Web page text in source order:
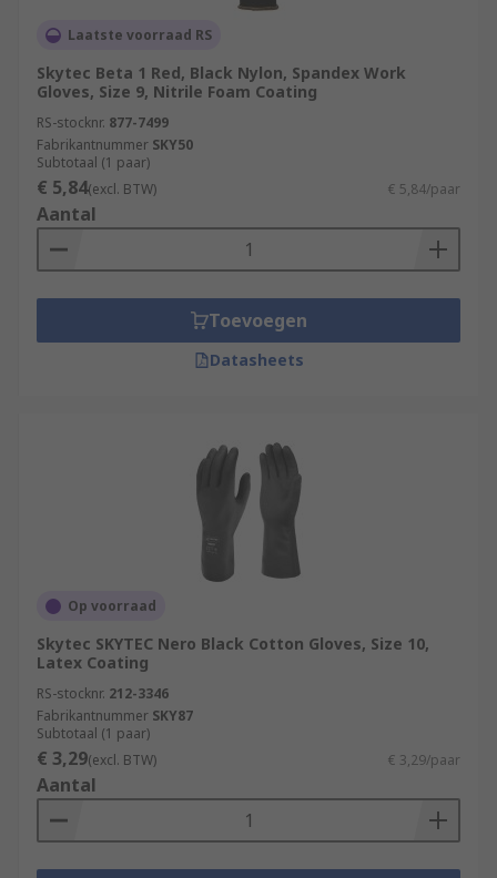
Laatste voorraad RS
Skytec Beta 1 Red, Black Nylon, Spandex Work
Gloves, Size 9, Nitrile Foam Coating
RS-stocknr. 877-7499
Fabrikantnummer SKY50
Subtotaal (1 paar)
€ 5,84(excl. BTW) € 5,84/paar
Aantal
Toevoegen
Datasheets
Op voorraad
Skytec SKYTEC Nero Black Cotton Gloves, Size 10,
Latex Coating
RS-stocknr. 212-3346
Fabrikantnummer SKY87
Subtotaal (1 paar)
€ 3,29(excl. BTW) € 3,29/paar
Aantal